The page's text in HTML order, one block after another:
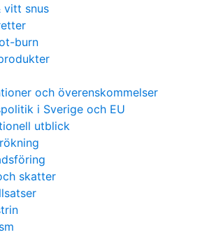
vitt snus
burn
och överenskommelser
i Sverige och EU
utblick
skatter